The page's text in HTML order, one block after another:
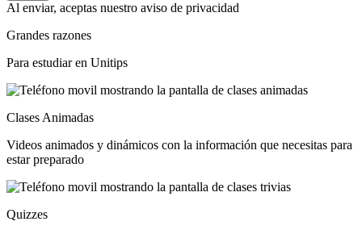
Al enviar, aceptas nuestro aviso de privacidad
Grandes razones
Para estudiar en Unitips
Clases Animadas
Videos animados y dinámicos con la información que necesitas para
estar preparado
Quizzes